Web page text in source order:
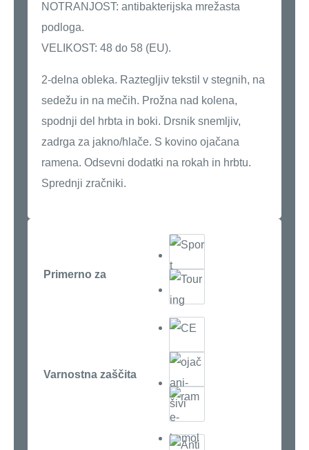
NOTRANJOST: antibakterijska mrežasta
podloga.
VELIKOST: 48 do 58 (EU).
2-delna obleka. Raztegljiv tekstil v stegnih, na
sedežu in na mečih. Prožna nad kolena,
spodnji del hrbta in boki. Drsnik snemljiv,
zadrga za jakno/hlače. S kovino ojačana
ramena. Odsevni dodatki na rokah in hrbtu.
Sprednji zračniki.
Primerno za
Varnostna zaščita